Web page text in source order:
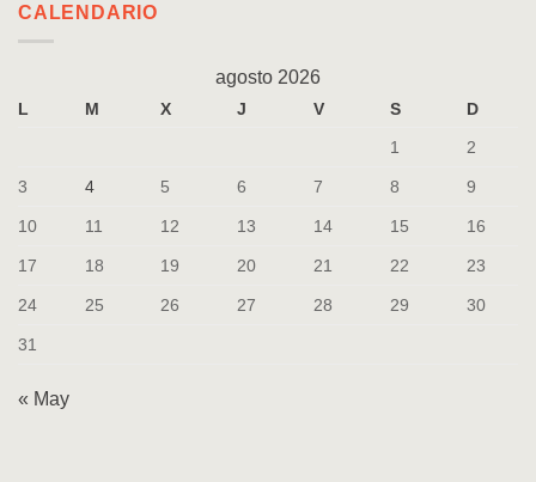
CALENDARIO
agosto 2026
L M X J V S
D
1
2
3 4 5 6 7 8 9
10 11 12 13 14 15 16
17 18 19 20 21 22 23
24 25 26 27 28 29 30
31
« May